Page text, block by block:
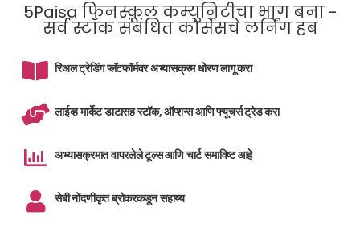
5Paisa फिनस्कूल कम्युनिटीचा भाग बना -
सर्व स्टॉक संबंधित कोर्सेसचे लर्निंग हब
रिअल ट्रेडिंग प्लॅटफॉर्मवर अभ्यासक्रम धोरण लागू करा
लाईव्ह मार्केट डाटासह स्टॉक, ऑप्शन्स आणि फ्यूचर्स ट्रेड करा
अभ्यासक्रमात वापरलेले टूल्स आणि चार्ट समाविष्ट आहे
सेबी नोंदणीकृत ब्रोकरकडून सहाय्य